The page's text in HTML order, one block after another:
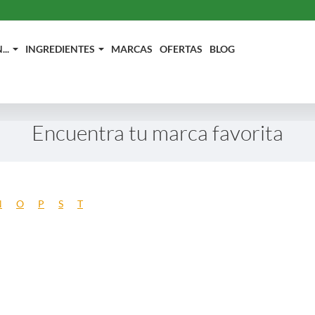
INGREDIENTES MARCAS OFERTAS BLOG
Encuentra tu marca favorita
O P S T